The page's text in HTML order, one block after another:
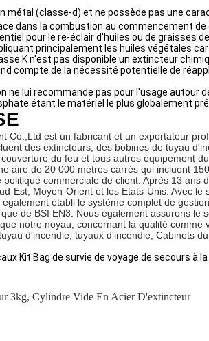
métal (classe-d) et ne possède pas une
dans la combustion au commencement
pour le re-éclair d'huiles ou de graisses
principalement les huiles végétales
K n'est pas disponible un extincteur
compte de la nécessité potentielle de
ne lui recommande pas pour l'usage autour
étant le matériel le plus globalement
Co.,Ltd est un fabricant et un exportateur
des extincteurs, des bobines de tuyau
du feu et tous autres équipement
aire de 20 000 mètres carrés qui incluent
commerciale de client. Après 13
Est, Moyen-Orient et les Etats-Unis. Avec
établi le système complet de
de BSI EN3. Nous également assurons
notre noyau, concernant la qualité
d'incendie, tuyaux d'incendie, Cabinets
3kg, Cylindre Vide En Acier D'extincteur